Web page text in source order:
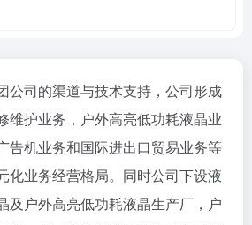
公司的渠道与技术支持，公司形成
维护业务，户外高亮低功耗液晶业
告机业务和国际进出口贸易业务等
化业务经营格局。同时公司下设液
及户外高亮低功耗液晶生产厂，户